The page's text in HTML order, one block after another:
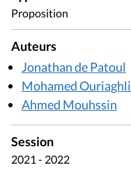
Proposition
Auteurs
Jonathan de Patoul
Mohamed Ouriaghli
Ahmed Mouhssin
Session
2021 - 2022